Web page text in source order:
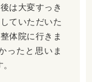
は大変すっき
ていただいた
体院に行きま
ったと思いま